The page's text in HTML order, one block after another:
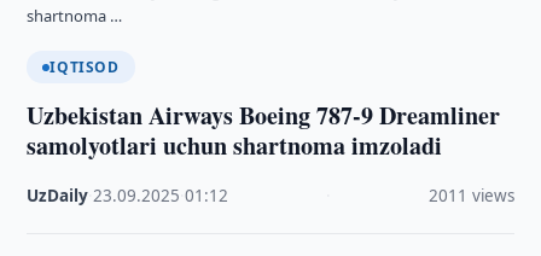
shartnoma …
IQTISOD
Uzbekistan Airways Boeing 787-9 Dreamliner
samolyotlari uchun shartnoma imzoladi
UzDaily ·23.09.2025 ·01:12 2011 views